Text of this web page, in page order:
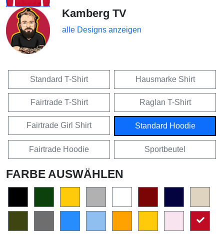
Kamberg TV
alle Designs anzeigen
Standard T-Shirt Hausmarke Shirt
Fairtrade T-Shirt Raglan T-Shirt
Fairtrade Girl Shirt Standard Hoodie
Fairtrade Hoodie Sportbeutel
FARBE AUSWÄHLEN